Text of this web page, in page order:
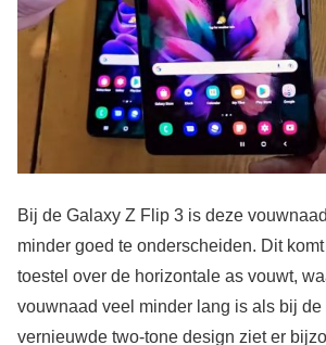
Bij de Galaxy Z Flip 3 is deze
minder goed te onderscheiden. Dit
toestel over de horizontale as vouwt,
vouwnaad veel minder lang is als bij de
vernieuwde two-tone design ziet er